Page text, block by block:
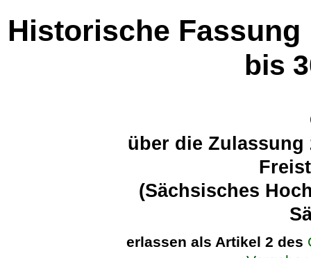
Historische Fassung
bis
über die
(Sächsisches
erlassen als Artikel 2 des